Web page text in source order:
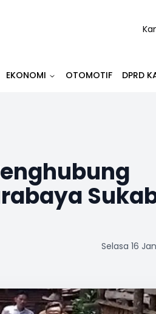
EKONOMI OTOMOTIF DPRD
Selasa 16